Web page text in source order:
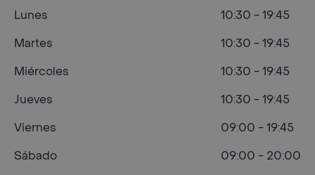
Lunes
10:30 - 19:45
Martes
10:30 - 19:45
Miércoles
10:30 - 19:45
Jueves
10:30 - 19:45
Viernes
09:00 - 19:45
Sábado
09:00 - 20:00